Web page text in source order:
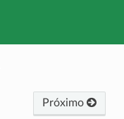
Próximo